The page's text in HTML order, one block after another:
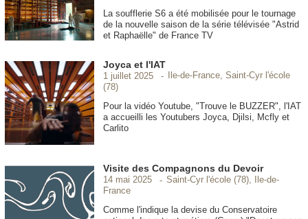
La soufflerie S6 a été mobilisée pour le tournage
de la nouvelle saison de la série télévisée "Astrid
et Raphaëlle" de France TV
Joyca et l'IAT
1 juillet 2025
Ile-de-France, Saint-Cyr l'école
(78)
Pour la vidéo Youtube, "Trouve le BUZZER", l'IAT
a accueilli les Youtubers Joyca, Djilsi, Mcfly et
Carlito
Visite des Compagnons du Devoir
14 mai 2025
Saint-Cyr l'école (78), Ile-de-
France
Comme l'indique la devise du Conservatoire